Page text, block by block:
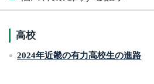
高校
2024年近畿の有力高校生の進路